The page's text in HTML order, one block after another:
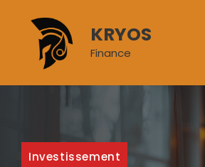
contenu
KRYOS
Finance
Investissement